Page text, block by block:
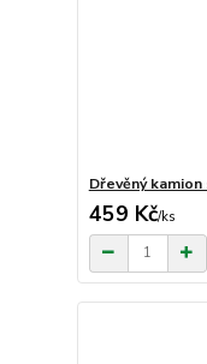
Dřevěný
459 Kč/ks